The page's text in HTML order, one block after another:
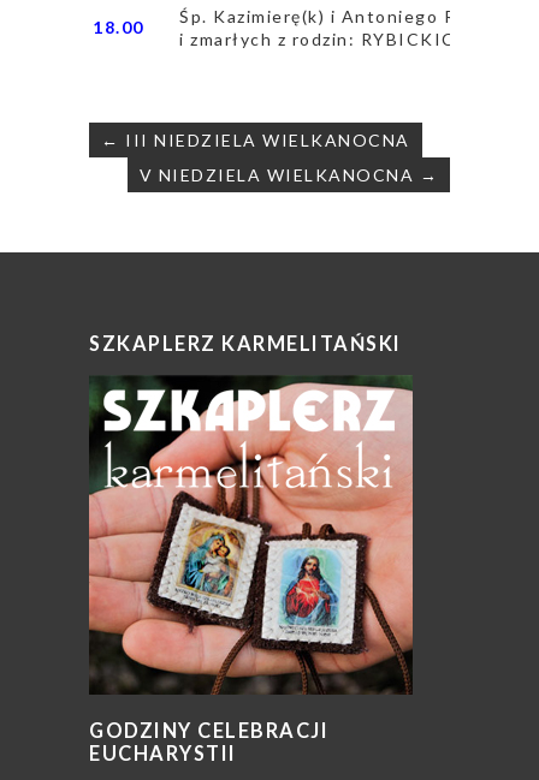
18.00
Śp. Kazimierę(k) i Antoniego
i zmarłych z rodzin: RYBICKICH,
Nawigacja
wpisu
← III NIEDZIELA WIELKANOCNA
V NIEDZIELA WIELKANOCNA →
SZKAPLERZ KARMELITAŃSKI
GODZINY CELEBRACJI
EUCHARYSTII